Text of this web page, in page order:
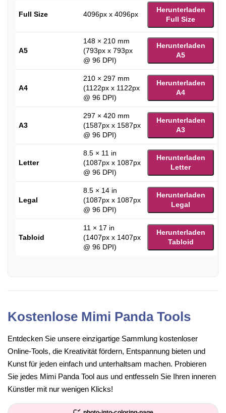
Full Size 4096px x 4096px
Herunterladen
Full Size
A5
148 × 210 mm
(793px x 793px
@ 96 DPI)
Herunterladen
A5
A4
210 × 297 mm
(1122px x 1122px
@ 96 DPI)
Herunterladen
A4
A3
297 × 420 mm
(1587px x 1587px
@ 96 DPI)
Herunterladen
A3
Letter
8.5 × 11 in
(1087px x 1087px
@ 96 DPI)
Herunterladen
Letter
Legal
8.5 × 14 in
(1087px x 1087px
@ 96 DPI)
Herunterladen
Legal
Tabloid
11 × 17 in
(1407px x 1407px
@ 96 DPI)
Herunterladen
Tabloid
Kostenlose Mimi Panda Tools
Entdecken Sie unsere einzigartige Sammlung kostenloser
Online-Tools, die Kreativität fördern, Entspannung bieten und
Kunst für jeden einfach und unterhaltsam machen. Probieren
Sie jedes Mimi Panda Tool aus und entfesseln Sie Ihren inneren
Künstler mit nur wenigen Klicks!